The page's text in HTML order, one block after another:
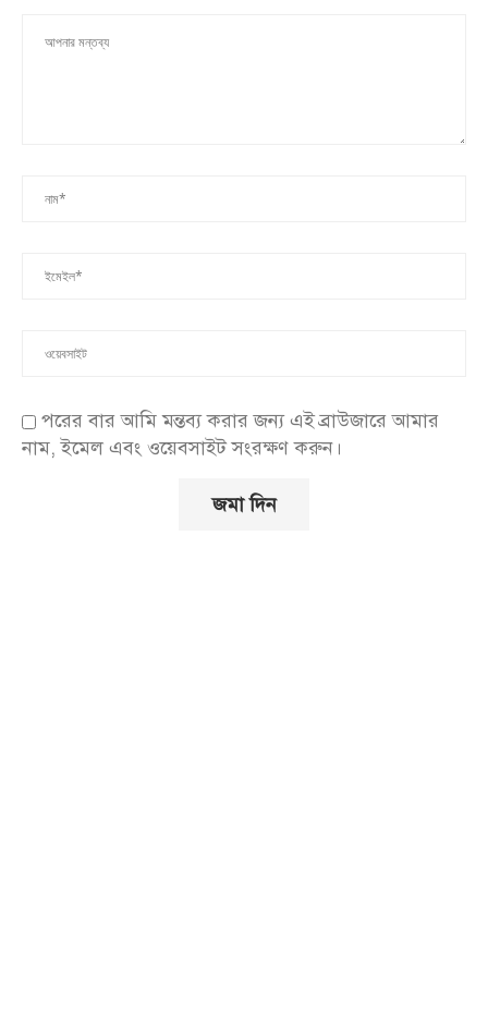
পরের বার আমি মন্তব্য করার জন্য এই ব্রাউজারে আমার
নাম, ইমেল এবং ওয়েবসাইট সংরক্ষণ করুন।